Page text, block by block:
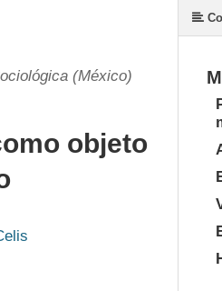
(México)
objeto